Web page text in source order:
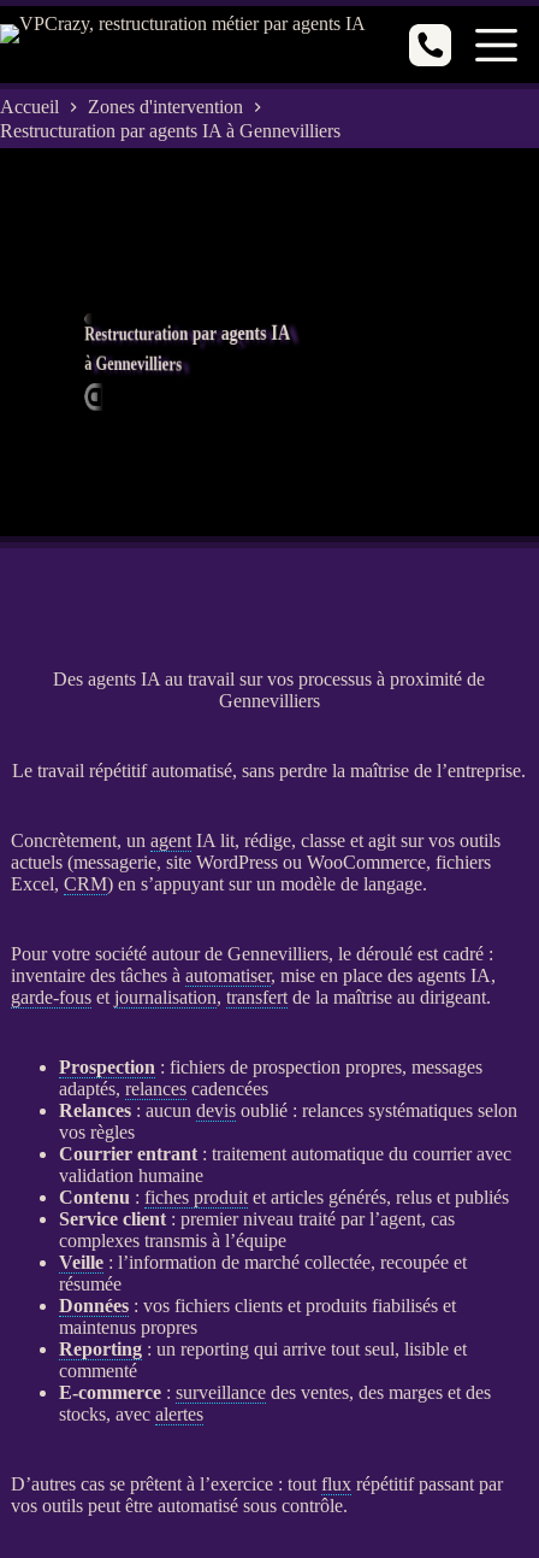
Passer
au
Accueil
Zones d'intervention
Restructuration par agents IA à Gennevilliers
Restructuration par agents IA
à Gennevilliers
Des agents IA au travail sur vos processus à proximité de
Gennevilliers
Le travail répétitif automatisé, sans perdre la maîtrise de l’entreprise.
Concrètement, un agent IA lit, rédige, classe et agit sur vos outils
actuels (messagerie, site WordPressou WooCommerce, fichiers
Excel, CRM) en s’appuyant sur un modèle de langage.
Pour votre société autour de Gennevilliers, le déroulé est cadré :
inventaire des tâches à automatiser, mise en place des agents IA,
garde-fouset journalisation, transfertde la maîtrise au dirigeant.
Prospection : fichiers de prospection propres, messages
adaptés, relancescadencées
Relances: aucun devisoublié : relancessystématiques selon
vos règles
Courrier entrant: traitement automatique du courrier avec
validation humaine
Contenu : fiches produitet articles générés, relus et publiés
Service client: premier niveau traité par l’agent, cas
complexes transmis à l’équipe
Veille: l’information de marché collectée, recoupée et
résumée
Données: vos fichiers clients et produits fiabilisés et
maintenus propres
Reporting: un reportingqui arrive tout seul, lisible et
commenté
E-commerce: surveillancedes ventes, des marges et des
stocks, avec alertes
D’autres cas se prêtent à l’exercice : tout fluxrépétitif passant par
vos outils peut être automatisésous contrôle.